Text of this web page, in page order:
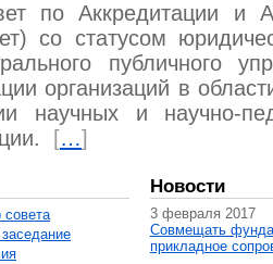
по Аккредитации и
со статусом
публичного
организаций в
научных и научно-
[…]
совета
Новости
3 февраля 2017
Совмещать
прикладное